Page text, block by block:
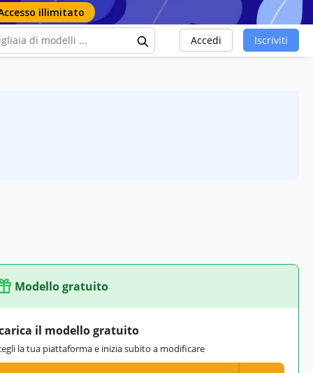
illimitato
Accedi Iscriviti
Modello gratuito
il modello gratuito
la tua piattaforma e inizia subito a modificare